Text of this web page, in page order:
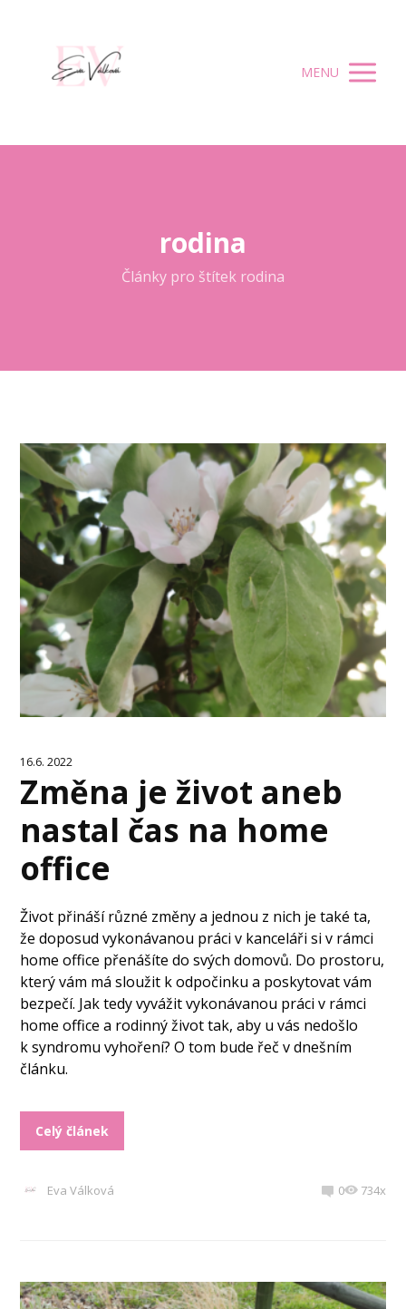
MENU
rodina
Články pro štítek rodina
16.6. 2022
Změna je život aneb
nastal čas na home
office
Život přináší různé změny a jednou z nich je také ta,
že doposud vykonávanou práci v kanceláři si v rámci
home office přenášíte do svých domovů. Do prostoru,
který vám má sloužit k odpočinku a poskytovat vám
bezpečí. Jak tedy vyvážit vykonávanou práci v rámci
home office a rodinný život tak, aby u vás nedošlo
k syndromu vyhoření? O tom bude řeč v dnešním
článku.
Celý článek
Eva Válková 0 734x